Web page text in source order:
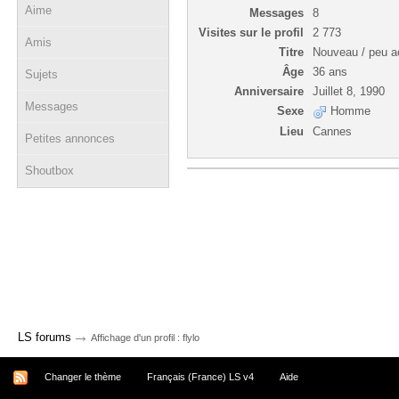
Aime
Amis
Sujets
Messages
Petites annonces
Shoutbox
Messages
8
Visites sur le profil
2 773
Titre
Nouveau / peu
Âge
36 ans
Anniversaire
Juillet 8, 1990
Sexe
Homme
Lieu
Cannes
LS forums → Affichage d'un profil : flylo
Changer le thème Français (France) LS v4 Aide